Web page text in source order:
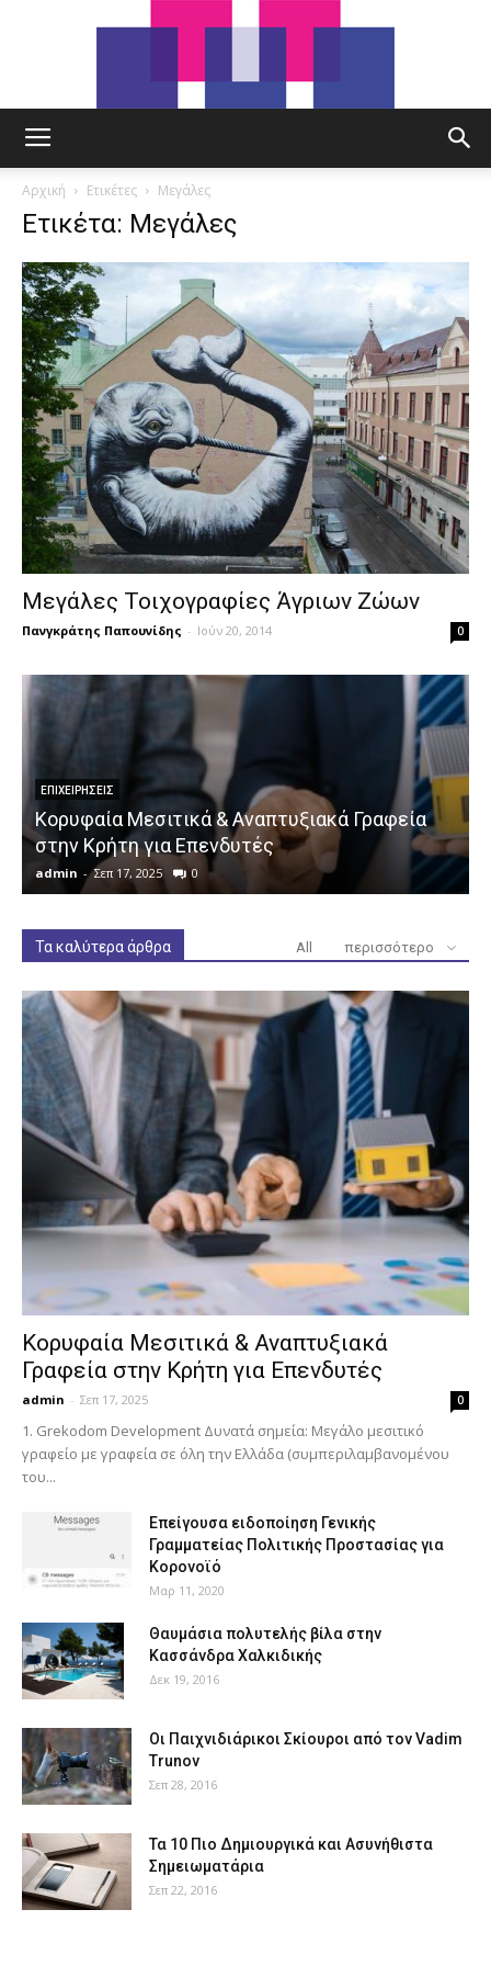
Αρχική Ετικέτες Μεγάλες
Ετικέτα: Μεγάλες
Μεγάλες Τοιχογραφίες Άγριων Ζώων
Πανγκράτης Παπουνίδης - Ιούν 20, 2014 0
ΕΠΙΧΕΙΡΉΣΕΙΣ
Κορυφαία Μεσιτικά & Αναπτυξιακά Γραφεία
στην Κρήτη για Επενδυτές
admin - Σεπ 17, 2025 0
Τα καλύτερα άρθρα All περισσότερο
Κορυφαία Μεσιτικά & Αναπτυξιακά
Γραφεία στην Κρήτη για Επενδυτές
admin - Σεπ 17, 2025 0
1. Grekodom Development Δυνατά σημεία: Μεγάλο μεσιτικό
γραφείο με γραφεία σε όλη την Ελλάδα (συμπεριλαμβανομένου
του...
Επείγουσα ειδοποίηση Γενικής
Γραμματείας Πολιτικής Προστασίας για
Κορονοϊό
Μαρ 11, 2020
Θαυμάσια πολυτελής βίλα στην
Κασσάνδρα Χαλκιδικής
Δεκ 19, 2016
Οι Παιχνιδιάρικοι Σκίουροι από τον Vadim
Trunov
Σεπ 28, 2016
Τα 10 Πιο Δημιουργικά και Ασυνήθιστα
Σημειωματάρια
Σεπ 22, 2016